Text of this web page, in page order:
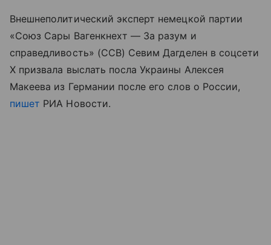
Внешнеполитический эксперт немецкой партии
«Союз Сары Вагенкнехт — За разум и
справедливость» (ССВ) Севим Дагделен в соцсети
X призвала выслать посла Украины Алексея
Макеева из Германии после его слов о России,
пишет РИА Новости.